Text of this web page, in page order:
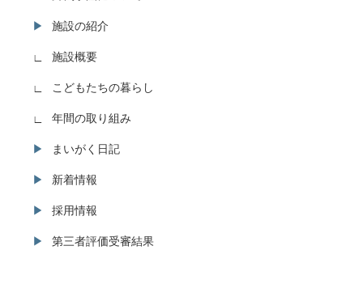
施設の紹介
施設概要
こどもたちの暮らし
年間の取り組み
まいがく日記
新着情報
採用情報
第三者評価受審結果